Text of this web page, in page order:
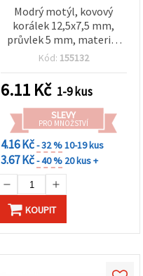
Modrý motýl, kovový
korálek 12,5x7,5 mm,
průvlek 5 mm, materiál
na výrobu šperků
Kód: 155132
6.11 Kč 1-9 kus
SLEVY
PRO MNOŽSTVÍ
4.16 Kč- 32 %10-19 kus
3.67 Kč- 40 % 20 kus +
KOUPIT